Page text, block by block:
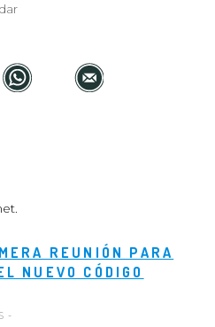
REUNIÓN PARA
NUEVO CÓDIGO
-